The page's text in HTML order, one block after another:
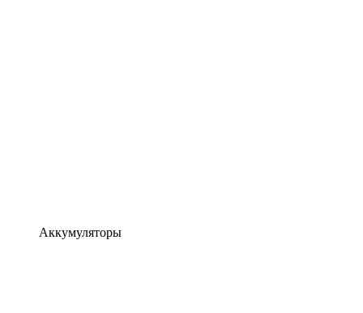
Аккумуляторы